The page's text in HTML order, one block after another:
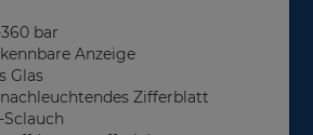
bar
Anzeige
Glas
Zifferblatt
Sclauch